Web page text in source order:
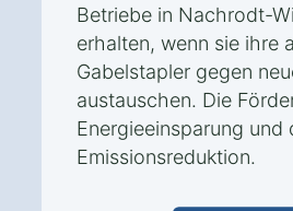
Betriebe in Nachrodt-
erhalten, wenn sie ihre
Gabelstapler gegen
austauschen. Die
Energieeinsparung und
Emissionsreduktion.